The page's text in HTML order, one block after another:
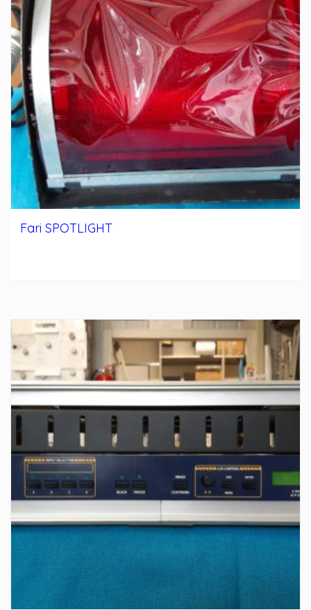
Fari SPOTLIGHT